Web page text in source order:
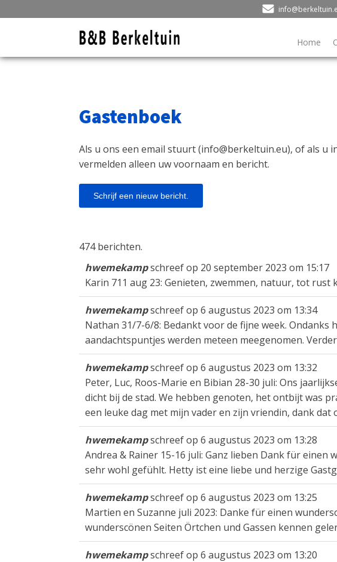
Home
Gastenboek
Als u ons een email stuurt (info@berkeltuin.eu), of als u
vermelden alleen uw voornaam en bericht.
474 berichten.
hwemekampschreef op 20 september 2023 om 15:17
Karin 711 aug 23: Genieten, zwemmen, natuur, tot
hwemekampschreef op 6 augustus 2023 om 13:34
Nathan 31/7-6/8: Bedankt voor de fijne week.
aandachtspuntjes werden meteen meegenomen.
hwemekampschreef op 6 augustus 2023 om 13:32
Peter, Luc, Roos-Marie en Bibian 28-30 juli: Ons
dicht bij de stad. We hebben genoten, het ontbijt was
een leuke dag met mijn vader en zijn vriendin, dank
hwemekampschreef op 6 augustus 2023 om 13:28
Andrea & Rainer 15-16 juli: Ganz lieben Dank für
sehr wohl gefühlt. Hetty ist eine liebe und herzige
hwemekampschreef op 6 augustus 2023 om 13:25
Martien en Suzanne juli 2023: Danke für einen
wunderscönen Seiten Örtchen und Gassen kennen
hwemekampschreef op 6 augustus 2023 om 13:20